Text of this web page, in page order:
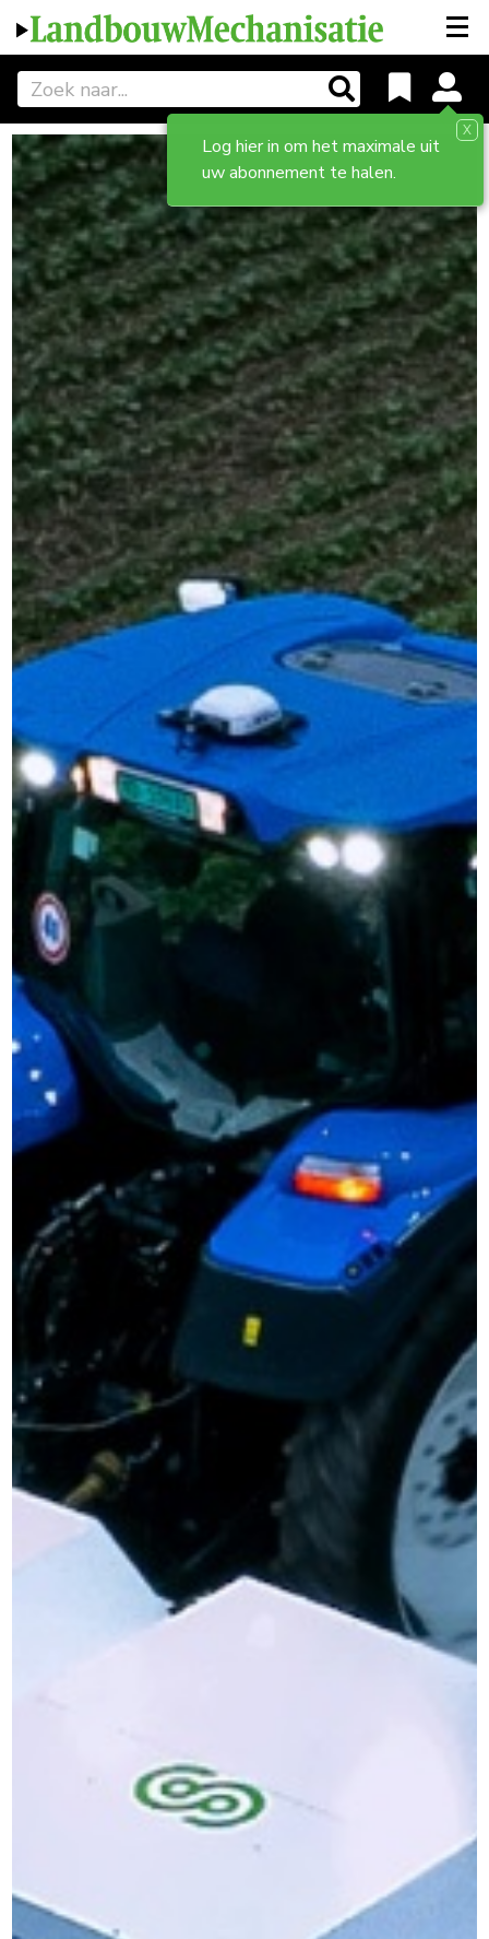
Log hier in om het maximale uit
uw abonnement te halen.
X